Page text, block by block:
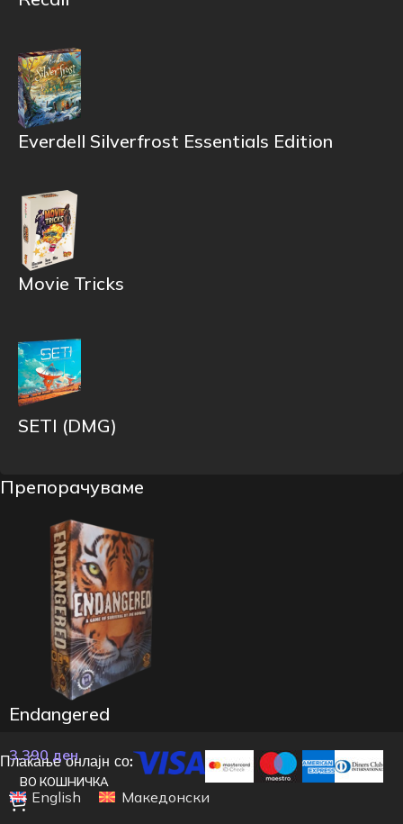
Everdell Silverfrost Essentials Edition
Movie Tricks
SETI (DMG)
Препорачуваме
Endangered
3.390 ден
ВО КОШНИЧКА
Плаќање онлајн со:
English
Македонски